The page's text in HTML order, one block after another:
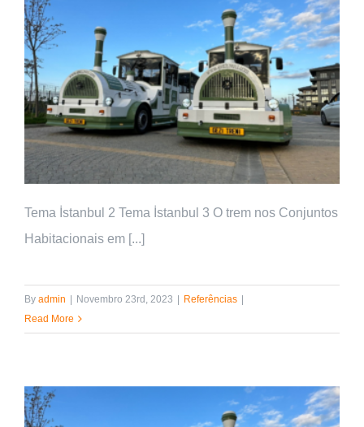
Tema İstanbul 2 Tema İstanbul 3 O trem nos Conjuntos
Habitacionais em [...]
By admin | Novembro 23rd, 2023 | Referências |
Read More